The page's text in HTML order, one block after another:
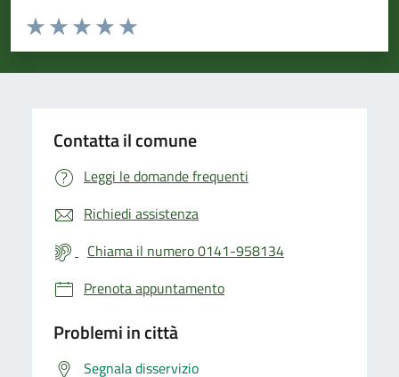
Valuta da 1 a 5 stelle la pagina
Valuta 5 stelle su 5
Valuta 4 stelle su 5
Valuta 3 stelle su 5
Valuta 2 stelle su 5
Valuta 1 stelle su 5
Contatta il comune
Leggi le domande frequenti
Richiedi assistenza
Chiama il numero 0141-958134
Prenota appuntamento
Problemi in città
Segnala disservizio